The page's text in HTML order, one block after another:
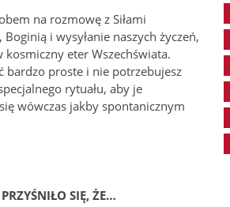
na rozmowę z Siłami
i wysyłanie naszych życzeń,
kosmiczny eter Wszechświata.
bardzo proste i nie potrzebujesz
rytuału, aby je
wówczas jakby spontanicznym
SIĘ, ŻE…